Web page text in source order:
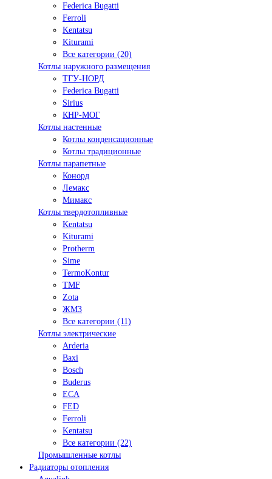
Federica Bugatti
Ferroli
Kentatsu
Kiturami
Все категории (20)
Котлы наружного размещения
ТГУ-НОРД
Federica Bugatti
Sirius
КНР-МОГ
Котлы настенные
Котлы конденсационные
Котлы традиционные
Котлы парапетные
Конорд
Лемакс
Мимакс
Котлы твердотопливные
Kentatsu
Kiturami
Protherm
Sime
TermoKontur
TMF
Zota
ЖМЗ
Все категории (11)
Котлы электрические
Arderia
Baxi
Bosch
Buderus
ECA
FED
Ferroli
Kentatsu
Все категории (22)
Промышленные котлы
Радиаторы отопления